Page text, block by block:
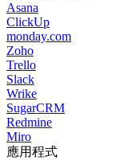
Asana
ClickUp
monday.com
Zoho
Trello
Slack
Wrike
SugarCRM
Redmine
Miro
應用程式